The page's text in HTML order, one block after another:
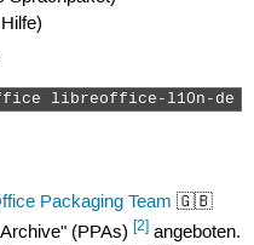
libreoffice-l10n-de
Packaging Team 🇬🇧
(PPAs) [2]angeboten.